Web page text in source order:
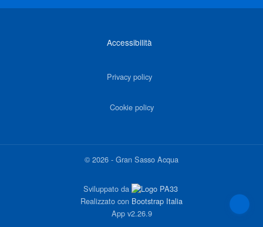
Accessibilità
Privacy policy
Cookie policy
©2026 - Gran Sasso Acqua
Sviluppato da
Realizzato con Bootstrap Italia
App v2.26.9